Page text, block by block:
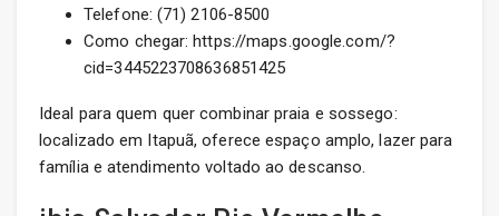
Telefone: (71) 2106-8500
Como chegar: https://maps.google.com/?
cid=3445223708636851425
Ideal para quem quer combinar praia e sossego:
localizado em Itapuã, oferece espaço amplo, lazer para
família e atendimento voltado ao descanso.